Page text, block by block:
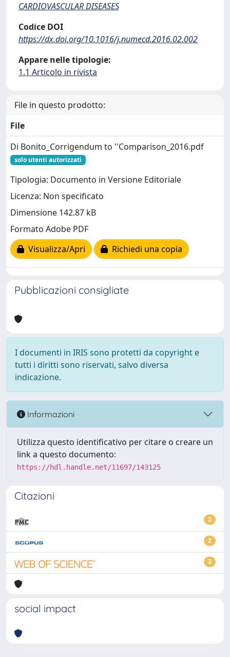
CARDIOVASCULAR DISEASES
Codice DOI
https://dx.doi.org/10.1016/j.numecd.2016.02.002
Appare nelle tipologie:
1.1 Articolo in rivista
File in questo prodotto:
File
Di Bonito_Corrigendum to ''Comparison_2016.pdf
solo utenti autorizzati
Tipologia: Documento in Versione Editoriale
Licenza: Non specificato
Dimensione 142.87 kB
Formato Adobe PDF
Visualizza/Apri
Richiedi una copia
Pubblicazioni consigliate
I documenti in IRIS sono protetti da copyright e
tutti i diritti sono riservati, salvo diversa
indicazione.
Informazioni
Utilizza questo identificativo per citare o creare un
link a questo documento:
https://hdl.handle.net/11697/143125
Citazioni
2
2
2
social impact